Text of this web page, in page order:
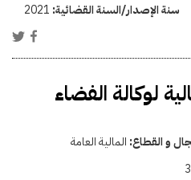
سنة الإصدار/السنة القضائية: 2021
لوكالة الفضاء
و القطاع: المالية العامة